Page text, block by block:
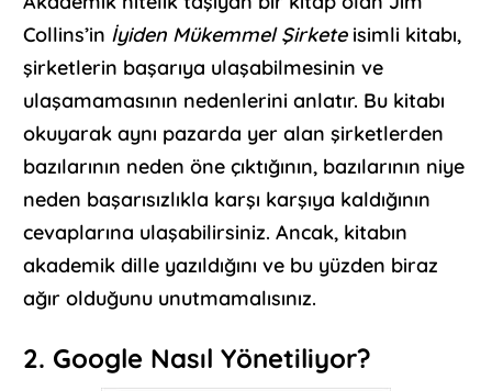
Collins’in İyiden Mükemmel Şirketeisimli kitabı,
şirketlerin başarıya ulaşabilmesinin ve
ulaşamamasının nedenlerini anlatır. Bu kitabı
okuyarak aynı pazarda yer alan şirketlerden
bazılarının neden öne çıktığının, bazılarının niye
neden başarısızlıkla karşı karşıya kaldığının
cevaplarına ulaşabilirsiniz. Ancak, kitabın
akademik dille yazıldığını ve bu yüzden biraz
ağır olduğunu unutmamalısınız.
2. Google Nasıl Yönetiliyor?